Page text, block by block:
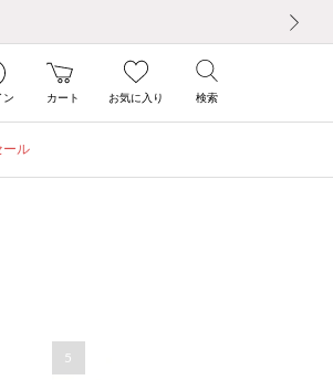
ン カート お気に入り 検索
ール
5